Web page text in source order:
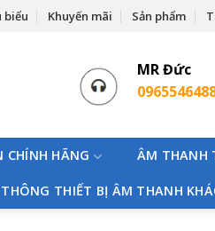
biểu Khuyến mãi Sản phẩm
MR Đức
CHÍNH HÃNG ÂM THANH
THÔNG THIẾT BỊ ÂM THANH